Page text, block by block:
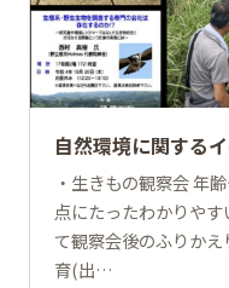
自然環境に関する
・生きもの観察会 年
点にたったわかりや
て観察会後のふりか
育(出…